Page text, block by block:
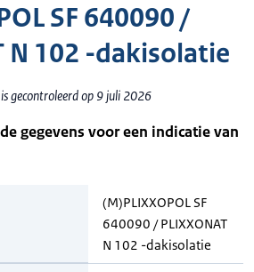
SF 640090 /
N 102 -dakisolatie
gecontroleerd op 9 juli 2026
gegevens voor een indicatie van
(M)PLIXXOPOL SF
640090 / PLIXXONAT
N 102 -dakisolatie